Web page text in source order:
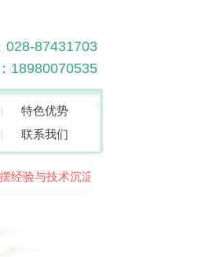
028-87431703
18980070535
特色优势
联系我们
验与技术沉淀，品质高、服务好！欢